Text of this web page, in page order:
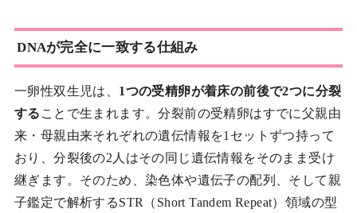
DNAが完全に一致する仕組み
一卵性双生児は、 1つの受精卵が着床の前後で2つに分裂
する ことで生まれます。分裂前の受精卵はすでに父親由
来・母親由来それぞれの遺伝情報を1セットずつ持って
おり、分裂後の2人はその同じ遺伝情報をそのまま受け
継ぎます。そのため、染色体や遺伝子の配列、そして親
子鑑定で解析するSTR（Short Tandem Repeat）領域の型